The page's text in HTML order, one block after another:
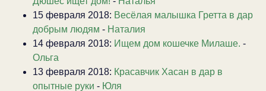
15 февраля 2018: Весёлая малышка Гретта в дар
добрым людям - Наталия
14 февраля 2018: Ищем дом кошечке Милаше. -
Ольга
13 февраля 2018: Красавчик Хасан в дар в
опытные руки - Юля